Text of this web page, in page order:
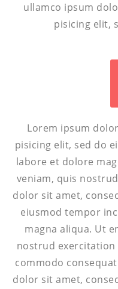
ullamco ipsum
pisicing elit,
Lorem ipsum
pisicing elit, sed do
labore et dolore
veniam, quis
dolor sit amet,
eiusmod tempor
magna aliqua. Ut
nostrud exercitation
commodo
dolor sit amet,